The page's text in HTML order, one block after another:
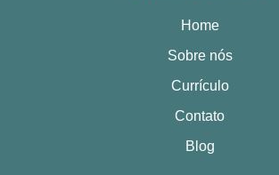
Home
Sobre nós
Currículo
Contato
Blog